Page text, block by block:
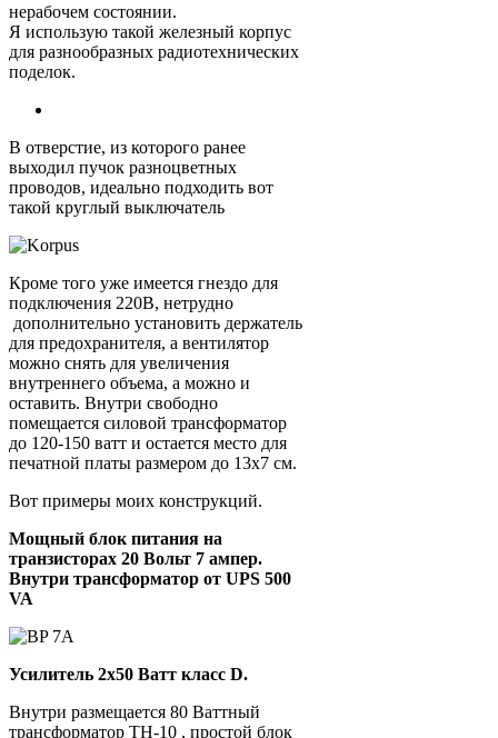
нерабочем состоянии.
Я использую такой железный корпус
для разнообразных радиотехнических
поделок.
В отверстие, из которого ранее
выходил пучок разноцветных
проводов, идеально подходить вот
такой круглый выключатель
Кроме того уже имеется гнездо для
подключения 220В, нетрудно
дополнительно установить держатель
для предохранителя, а вентилятор
можно снять для увеличения
внутреннего объема, а можно и
оставить. Внутри свободно
помещается силовой трансформатор
до 120-150 ватт и остается место для
печатной платы размером до 13х7 см.
Вот примеры моих конструкций.
Мощный блок питания на
транзисторах 20 Вольт 7 ампер.
Внутри трансформатор от UPS 500
VA
Усилитель 2х50 Ватт класс D.
Внутри размещается 80 Ваттный
трансформатор TH-10 , простой блок